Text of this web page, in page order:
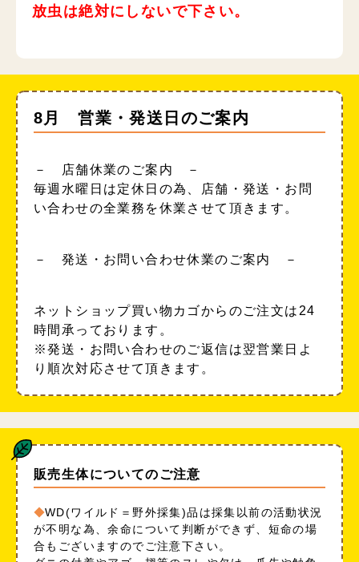
放虫は絶対にしないで下さい。
8月 営業・発送日のご案内
－ 店舗休業のご案内 －
毎週水曜日は定休日の為、店舗・発送・お問
い合わせの全業務を休業させて頂きます。
－ 発送・お問い合わせ休業のご案内 －
ネットショップ買い物カゴからのご注文は24
時間承っております。
※発送・お問い合わせのご返信は翌営業日よ
り順次対応させて頂きます。
販売生体についてのご注意
WD(ワイルド＝野外採集)品は採集以前の活動状況
が不明な為、余命について判断ができず、短命の場
合もございますのでご注意下さい。